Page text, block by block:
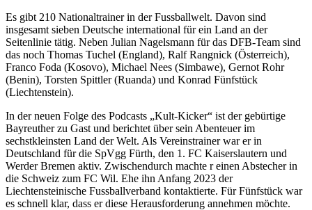
Es gibt 210 Nationaltrainer in der Fussballwelt. Davon sind
insgesamt sieben Deutsche international für ein Land an der
Seitenlinie tätig. Neben Julian Nagelsmann für das DFB-Team sind
das noch Thomas Tuchel (England), Ralf Rangnick (Österreich),
Franco Foda (Kosovo), Michael Nees (Simbawe), Gernot Rohr
(Benin), Torsten Spittler (Ruanda) und Konrad Fünfstück
(Liechtenstein).
In der neuen Folge des Podcasts „Kult-Kicker“ ist der gebürtige
Bayreuther zu Gast und berichtet über sein Abenteuer im
sechstkleinsten Land der Welt. Als Vereinstrainer war er in
Deutschland für die SpVgg Fürth, den 1. FC Kaiserslautern und
Werder Bremen aktiv. Zwischendurch machte r einen Abstecher in
die Schweiz zum FC Wil. Ehe ihn Anfang 2023 der
Liechtensteinische Fussballverband kontaktierte. Für Fünfstück war
es schnell klar, dass er diese Herausforderung annehmen möchte.